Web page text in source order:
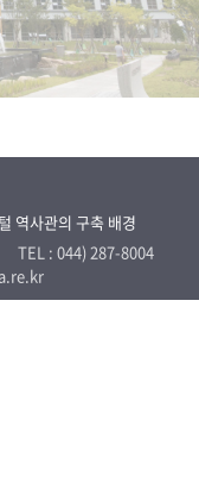
역사관의 구축 배경
TEL : 044) 287-8004